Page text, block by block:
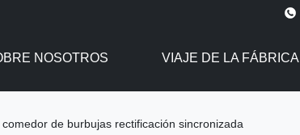
NOSOTROS VIAJE DE LA FÁBRICA
de burbujas rectificación sincronizada